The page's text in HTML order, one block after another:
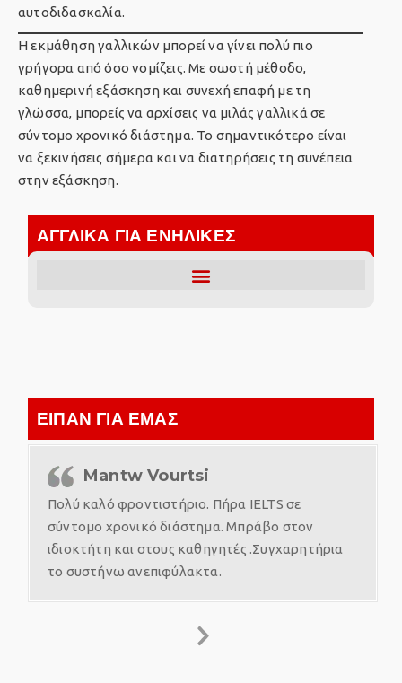
αυτοδιδασκαλία.
Η εκμάθηση γαλλικών μπορεί να γίνει πολύ πιο
γρήγορα από όσο νομίζεις. Με σωστή μέθοδο,
καθημερινή εξάσκηση και συνεχή επαφή με τη
γλώσσα, μπορείς να αρχίσεις να μιλάς γαλλικά σε
σύντομο χρονικό διάστημα. Το σημαντικότερο είναι
να ξεκινήσεις σήμερα και να διατηρήσεις τη συνέπεια
στην εξάσκηση.
ΑΓΓΛΙΚΑ ΓΙΑ ΕΝΗΛΙΚΕΣ
ΕΙΠΑΝ ΓΙΑ ΕΜΑΣ
Mantw Vourtsi
Πολύ καλό φροντιστήριο. Πήρα IELTS σε
σύντομο χρονικό διάστημα. Μπράβο στον
ιδιοκτήτη και στους καθηγητές .Συγχαρητήρια
το συστήνω ανεπιφύλακτα.